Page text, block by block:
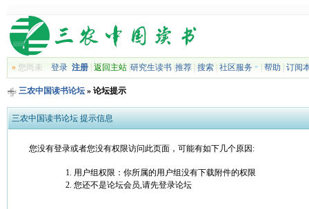
»您尚未 登录 注册| 返回主站| 研究生读书| 推荐| 搜索| 社区服务 帮助 订阅
三农中国读书论坛» 论坛提示
三农中国读书论坛 提示信息
您没有登录或者您没有权限访问此页面，可能有如下几个原因:
用户组权限：你所属的用户组没有下载附件的权限
您还不是论坛会员,请先登录论坛